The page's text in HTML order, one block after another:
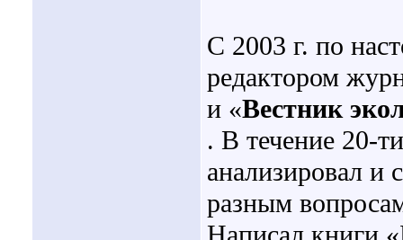
С 2003 г. по
редактором
и «Вестник
. В течение 20-
анализировал и
разным